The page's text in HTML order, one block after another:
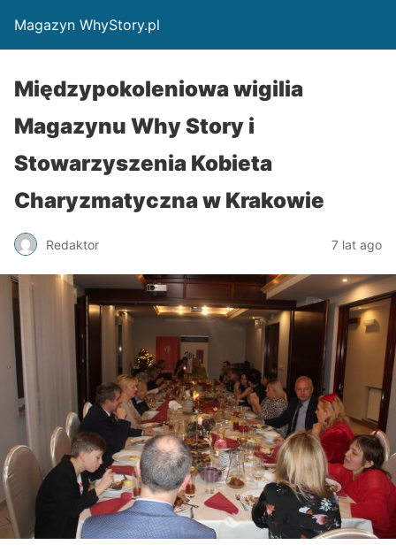
Magazyn WhyStory.pl
Międzypokoleniowa wigilia
Magazynu Why Story i
Stowarzyszenia Kobieta
Charyzmatyczna w Krakowie
Redaktor 7 lat ago